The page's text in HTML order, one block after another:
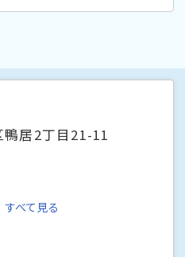
居2丁目21-11
すべて見る